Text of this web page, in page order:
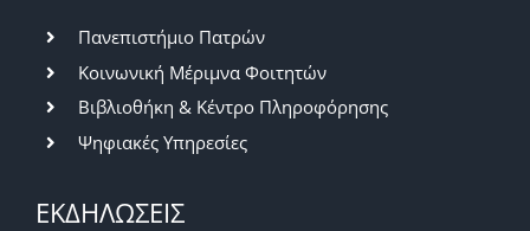
Πανεπιστήμιο Πατρών
Κοινωνική Μέριμνα Φοιτητών
Βιβλιοθήκη & Κέντρο Πληροφόρησης
Ψηφιακές Υπηρεσίες
ΕΚΔΗΛΩΣΕΙΣ